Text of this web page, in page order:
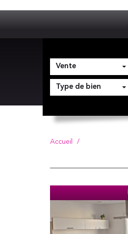
Vente
Type de bien
Accueil